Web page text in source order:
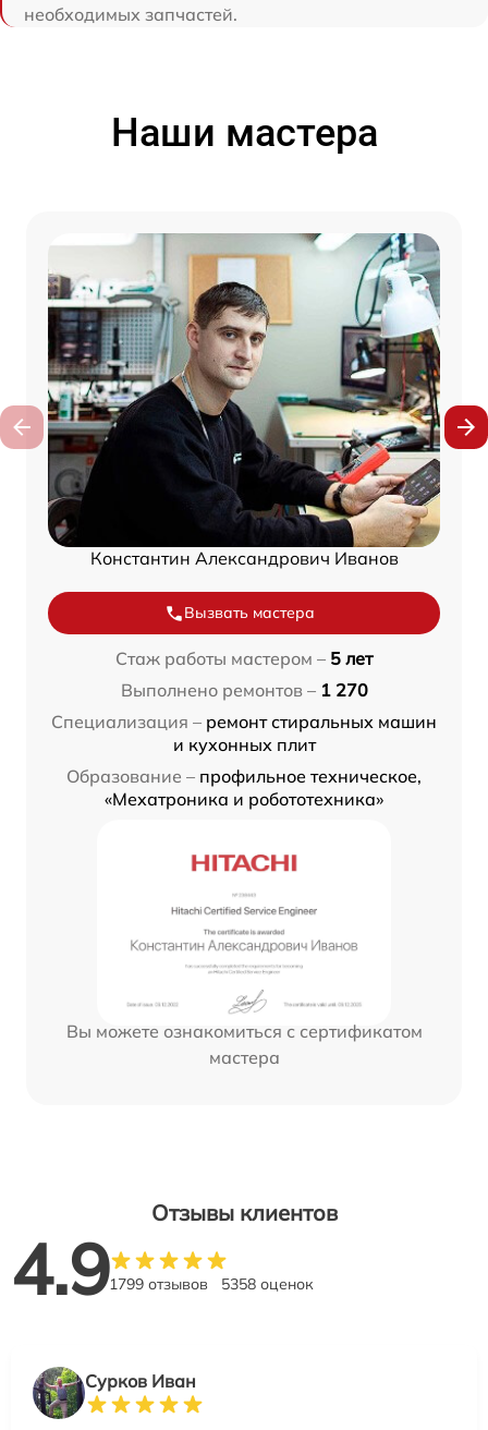
необходимых запчастей.
Наши мастера
Константин Александрович Иванов
Вызвать мастера
Стаж работы мастером – 5 лет
Выполнено ремонтов – 1 270
Специализация – ремонт стиральных машин
и кухонных плит
Образование – профильное техническое,
«Мехатроника и робототехника»
Вы можете ознакомиться с сертификатом
мастера
Отзывы клиентов
4.91799 отзывов 5358 оценок
Сурков Иван